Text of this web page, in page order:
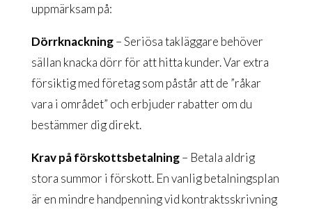
uppmärksam på:
Dörrknackning– Seriösa takläggare behöver
sällan knacka dörr för att hitta kunder. Var extra
försiktig med företag som påstår att de ”råkar
vara i området” och erbjuder rabatter om du
bestämmer dig direkt.
Krav på förskottsbetalning– Betala aldrig
stora summor i förskott. En vanlig betalningsplan
är en mindre handpenning vid kontraktsskrivning